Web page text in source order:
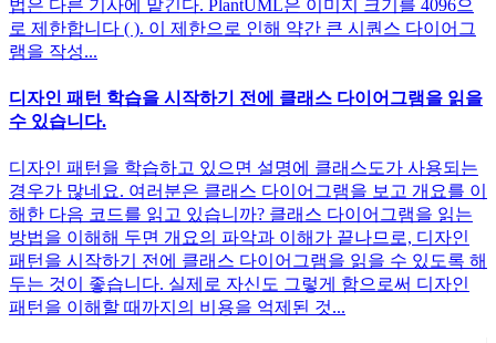
법은 다른 기사에 맡긴다. PlantUML은 이미지 크기를 4096으
로 제한합니다 ( ). 이 제한으로 인해 약간 큰 시퀀스 다이어그
램을 작성...
디자인 패턴 학습을 시작하기 전에 클래스 다이어그램을 읽을
수 있습니다.
디자인 패턴을 학습하고 있으면 설명에 클래스도가 사용되는
경우가 많네요. 여러분은 클래스 다이어그램을 보고 개요를 이
해한 다음 코드를 읽고 있습니까? 클래스 다이어그램을 읽는
방법을 이해해 두면 개요의 파악과 이해가 끝나므로, 디자인
패턴을 시작하기 전에 클래스 다이어그램을 읽을 수 있도록 해
두는 것이 좋습니다. 실제로 자신도 그렇게 함으로써 디자인
패턴을 이해할 때까지의 비용을 억제된 것...